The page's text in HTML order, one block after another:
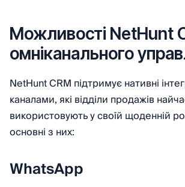
Можливості NetHunt
омніканального
NetHunt CRM підтримує нативні
каналами, які відділи продажів
використовують у своїй щоденній
основні з них:
WhatsApp